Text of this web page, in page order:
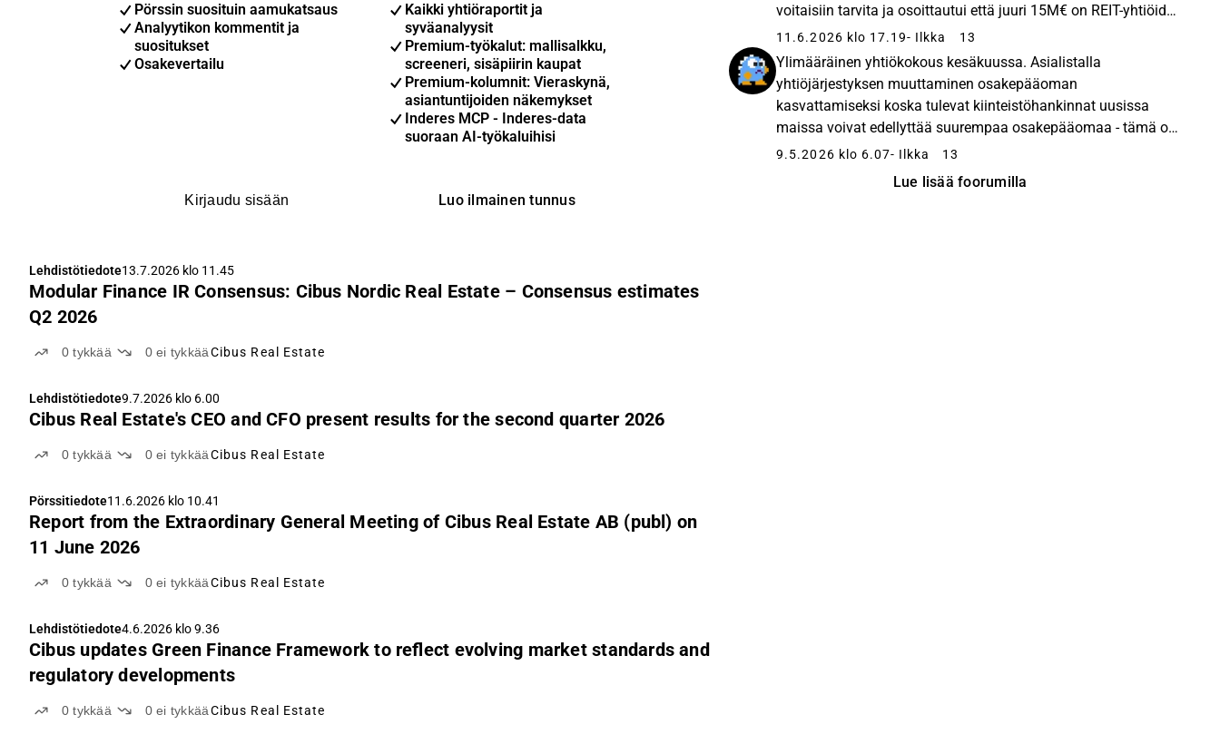
Pörssin suosituin aamukatsaus
Analyytikon kommentit ja
suositukset
Osakevertailu
Kaikki yhtiöraportit ja
syväanalyysit
Premium-työkalut: mallisalkku,
screeneri, sisäpiirin kaupat
Premium-kolumnit: Vieraskynä,
asiantuntijoiden näkemykset
Inderes MCP - Inderes-data
suoraan AI-työkaluihisi
Kirjaudu sisään Luo ilmainen tunnus
Lehdistötiedote13.7.2026 klo 11.45
Modular Finance IR Consensus: Cibus Nordic Real Estate – Consensus estimates
Q2 2026
0tykkää 0ei tykkääCibus Real Estate
Lehdistötiedote9.7.2026 klo 6.00
Cibus Real Estate's CEO and CFO present results for the second quarter 2026
0tykkää 0ei tykkääCibus Real Estate
Pörssitiedote11.6.2026 klo 10.41
Report from the Extraordinary General Meeting of Cibus Real Estate AB (publ) on
11 June 2026
0tykkää 0ei tykkääCibus Real Estate
Lehdistötiedote4.6.2026 klo 9.36
Cibus updates Green Finance Framework to reflect evolving market standards and
regulatory developments
0tykkää 0ei tykkääCibus Real Estate
voitaisiin tarvita ja osoittautui että juuri 15M€ on REIT-yhtiöiden
minimiosakepääoma sekä Ranskassa että Saksassa...
11.6.2026 klo 17.19- Ilkka 13
Ylimääräinen yhtiökokous kesäkuussa. Asialistalla
yhtiöjärjestyksen muuttaminen osakepääoman
kasvattamiseksi koska tulevat kiinteistöhankinnat uusissa
maissa voivat edellyttää suurempaa osakepääomaa - tämä on
lähinnä kirjanpidollinen juttu mutta vaatii yhtiökokouksen
9.5.2026 klo 6.07- Ilkka 13
Lue lisää foorumilla